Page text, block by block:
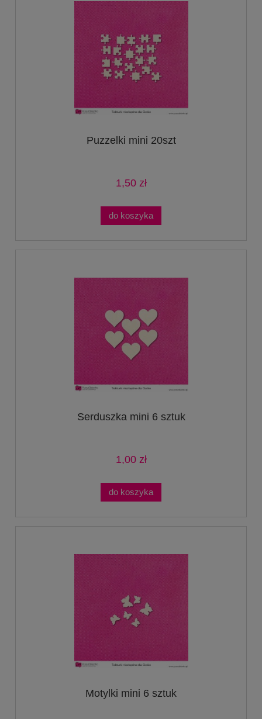
Puzzelki mini 20szt
1,50 zł
do koszyka
Serduszka mini 6 sztuk
1,00 zł
do koszyka
Motylki mini 6 sztuk